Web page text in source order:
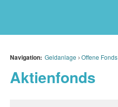
Navigation: Geldanlage Offene Fonds
Aktienfonds